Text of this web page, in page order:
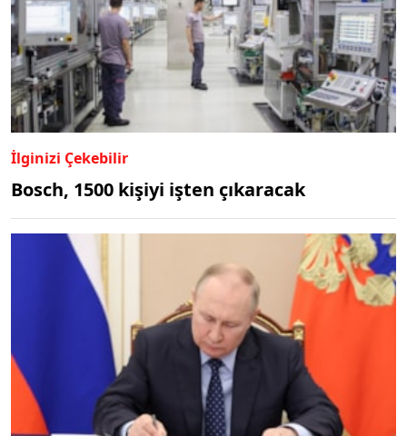
İlginizi Çekebilir
Bosch, 1500 kişiyi işten çıkaracak